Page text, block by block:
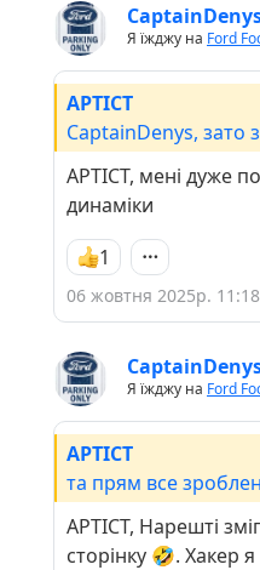
Я їжджу на Ford
APTICT
CaptainDenys, зато
APTICT, мені дуже
динаміки
1
06 жовтня 2025р. 11:18
Я їжджу на Ford
APTICT
та прям все
APTICT, Нарешті
сторінку 🤣. Хакер